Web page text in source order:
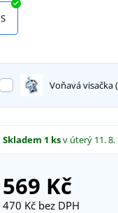
S
Voňavá visačka (
Skladem 1 ksv úterý 11. 8.
569 Kč
470 Kčbez DPH